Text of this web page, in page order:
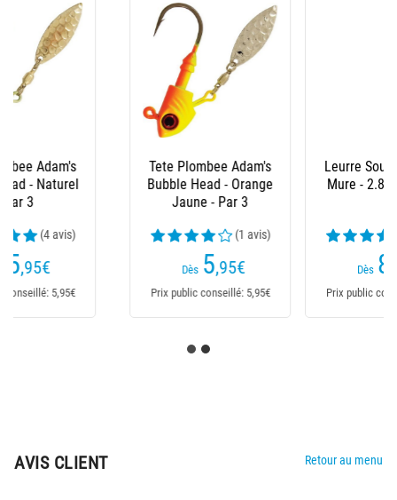
Leurre Souple Adam's
Mure - 2.8Cm - Par 8
(4 avis)
Prix public conseillé: 8,50€
-21 %
Leurre Souple Armé
Adam's Yasuko - 5Cm
(5 avis)
Prix public conseillé: 1,40€
AVIS CLIENT Retour au menu